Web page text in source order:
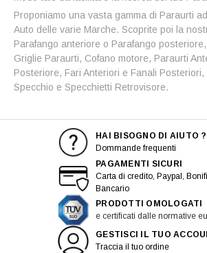
Proponiamo una vasta gamma di Paraurti
Auto delle varie Marche. Scoprite poi la
Parafango anteriore o Parafango
Griglie Paraurti, Cofano motore, Paraurti
Posteriore, Fari Anteriori e Fanali Posteriori,
Specchio e Specchietti Retrovisore.
HAI BISOGNO DI AIUTO ?
Dommande frequenti
PAGAMENTI SICURI
Carta di credito, Paypal,
Bancario
PRODOTTI OMOLOGATI
e certificati dalle normative
GESTISCI IL TUO
Traccia il tuo ordine